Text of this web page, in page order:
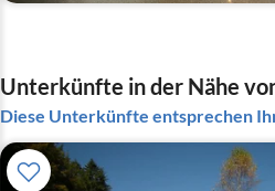
Unterkünfte in der Nähe
Diese Unterkünfte entsprechen